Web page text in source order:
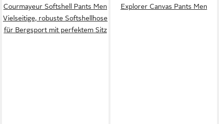
Courmayeur Softshell Pants Men
Vielseitige, robuste Softshellhose
für Bergsport mit perfektem Sitz
Explorer Canvas Pants Men